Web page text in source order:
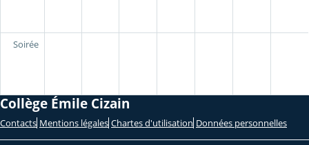
Soirée
Collège Émile Cizain
Contacts Mentions légales Chartes d'utilisation Données personnelles